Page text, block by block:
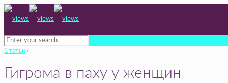
Статьи ›
Гигрома в паху у женщин